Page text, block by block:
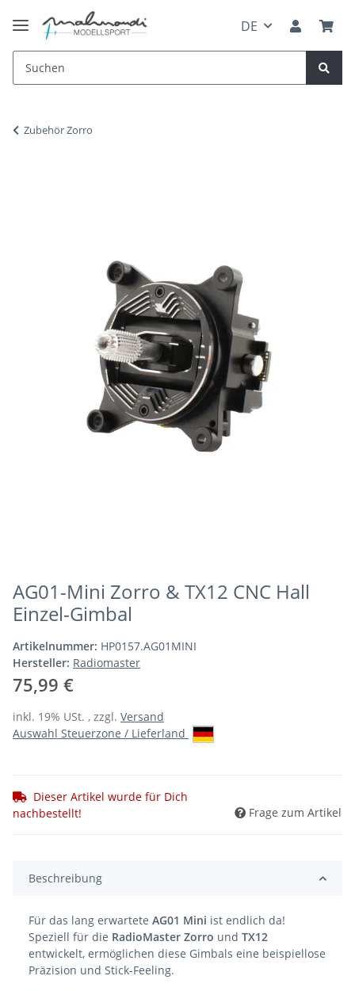
DE
Zubehör Zorro
AG01-Mini Zorro & TX12 CNC Hall
Einzel-Gimbal
Artikelnummer: HP0157.AG01MINI
Hersteller: Radiomaster
75,99 €
inkl. 19% USt. , zzgl. Versand
Auswahl Steuerzone / Lieferland
Dieser Artikel wurde für Dich
nachbestellt!
Frage zum Artikel
Beschreibung
Für das lang erwartete AG01 Mini ist endlich da!
Speziell für die RadioMaster Zorro und TX12
entwickelt, ermöglichen diese Gimbals eine beispiellose
Präzision und Stick-Feeling.